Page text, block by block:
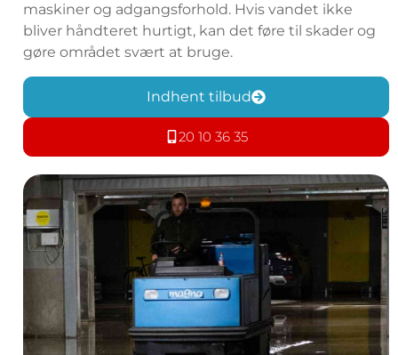
maskiner og adgangsforhold. Hvis vandet ikke
bliver håndteret hurtigt, kan det føre til skader og
gøre området svært at bruge.
Indhent tilbud
20 10 36 35